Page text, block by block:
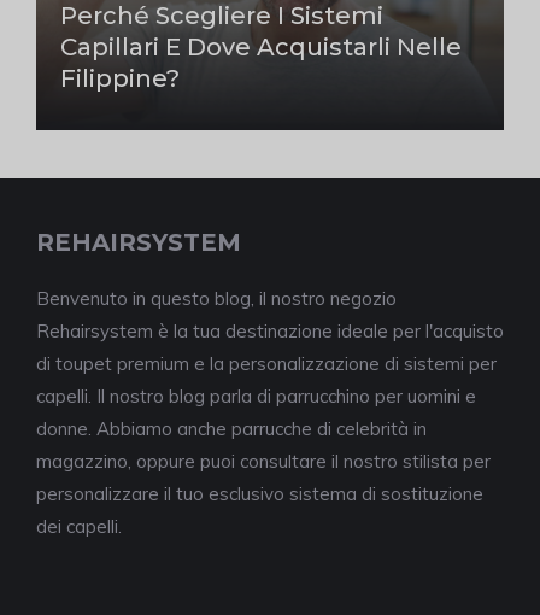
Perché Scegliere I Sistemi
Capillari E Dove Acquistarli Nelle
Filippine?
REHAIRSYSTEM
Benvenuto in questo blog, il nostro negozio
Rehairsystem è la tua destinazione ideale per l'acquisto
di toupet premium e la personalizzazione di sistemi per
capelli. Il nostro blog parla di parrucchino per uomini e
donne. Abbiamo anche parrucche di celebrità in
magazzino, oppure puoi consultare il nostro stilista per
personalizzare il tuo esclusivo sistema di sostituzione
dei capelli.